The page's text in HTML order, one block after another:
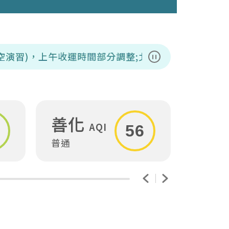
暫停播放
間部分調整;北區、東區、南區、下營、中西、
善化 AQI
普通
56